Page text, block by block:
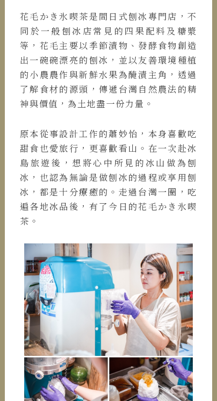
花毛かき氷喫茶是間日式刨冰專門店，不
同於一般刨冰店常見的四果配料及糖漿
等，花毛主要以季節漬物、發酵食物創造
出一碗碗漂亮的刨冰，並以友善環境種植
的小農農作與新鮮水果為醃漬主角，透過
了解食材的源頭，傳遞台灣自然農法的精
神與價值，為土地盡一份力量。
原本從事設計工作的蕭妙怡，本身喜歡吃
甜食也愛旅行，更喜歡看山。在一次赴冰
島旅遊後，想將心中所見的冰山做為刨
冰，也認為無論是做刨冰的過程或享用刨
冰，都是十分療癒的。走過台灣一圈，吃
遍各地冰品後，有了今日的花毛かき氷喫
茶。